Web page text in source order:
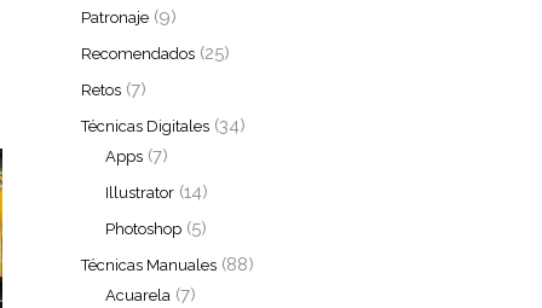
Patronaje(9)
Recomendados(25)
Retos(7)
Técnicas Digitales(34)
Apps(7)
Illustrator(14)
Photoshop(5)
Técnicas Manuales(88)
Acuarela(7)